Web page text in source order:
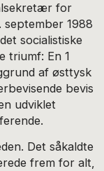
for
september 1988
socialistiske
triumf: En 1
af østtysk
bevis
udviklet
Det såkaldte
frem for alt,